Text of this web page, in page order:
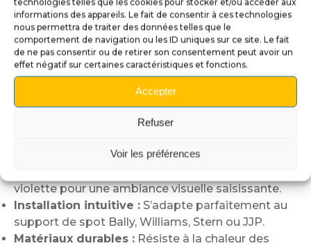
informations des appareils. Le fait de consentir à ces technologies
nous permettra de traiter des données telles que le
comportement de navigation ou les ID uniques sur ce site. Le fait
de ne pas consentir ou de retirer son consentement peut avoir un
effet négatif sur certaines caractéristiques et fonctions.
Accepter
Refuser
Voir les préférences
avec l’univers des flippers horrifiques ou fantastiques.
Pensé pour les passionnés demodding, ce cache
s’intègre naturellement sur le plateau, sans gêner la
visibilité ni les éléments de gameplay. Il sublime votre
flipper et renforce l’immersion dans l’univers du jeu.
qualité et peinture entièrement réalisée à la main.
violette pour une ambiance visuelle saisissante.
Installation intuitive : S’adapte parfaitement au
support de spot Bally, Williams, Stern ou JJP.
Matériaux durables : Résiste à la chaleur des